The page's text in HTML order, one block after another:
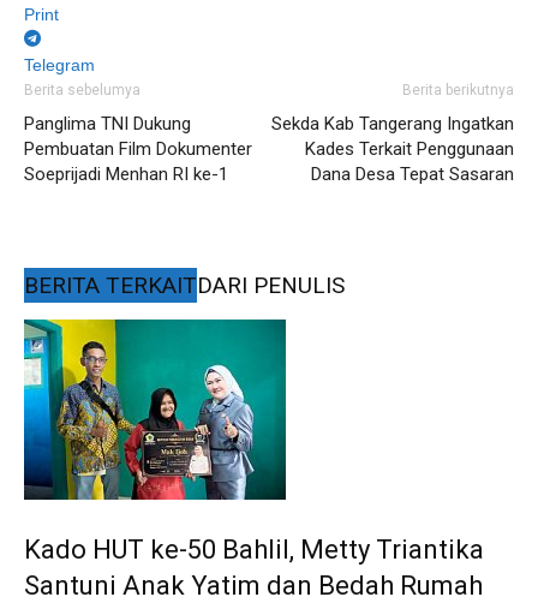
Print
Telegram
Berita sebelumya
Panglima TNI Dukung
Pembuatan Film Dokumenter
Soeprijadi Menhan RI ke-1
Berita berikutnya
Sekda Kab Tangerang Ingatkan
Kades Terkait Penggunaan
Dana Desa Tepat Sasaran
BERITA TERKAITDARI PENULIS
Kado HUT ke-50 Bahlil, Metty Triantika
Santuni Anak Yatim dan Bedah Rumah